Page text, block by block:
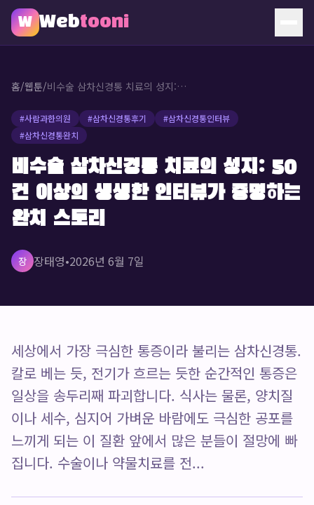
W Webtooni
소개
문의
홈/웹툰/ 비수술 삼차신경통 치료의 성지: 50건 이상의 생생한 인터뷰가 증명하는 완치 스토리
#사람과한의원 #삼차신경통후기 #삼차신경통인터뷰
#삼차신경통완치
비수술 삼차신경통 치료의 성지: 50
건 이상의 생생한 인터뷰가 증명하는
완치 스토리
장 장태영•2026년 6월 7일
세상에서 가장 극심한 통증이라 불리는 삼차신경통.
칼로 베는 듯, 전기가 흐르는 듯한 순간적인 통증은
일상을 송두리째 파괴합니다. 식사는 물론, 양치질
이나 세수, 심지어 가벼운 바람에도 극심한 공포를
느끼게 되는 이 질환 앞에서 많은 분들이 절망에 빠
집니다. 수술이나 약물치료를 전...